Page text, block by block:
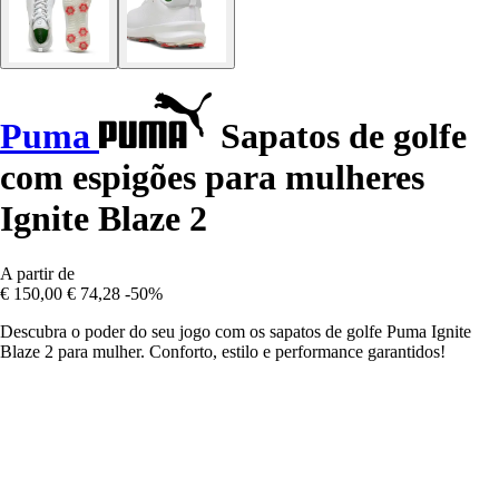
Puma
Sapatos de golfe
com espigões para mulheres
Ignite Blaze 2
A partir de
€ 150,00 € 74,28 -50%
Descubra o poder do seu jogo com os sapatos de golfe Puma Ignite
Blaze 2 para mulher. Conforto, estilo e performance garantidos!